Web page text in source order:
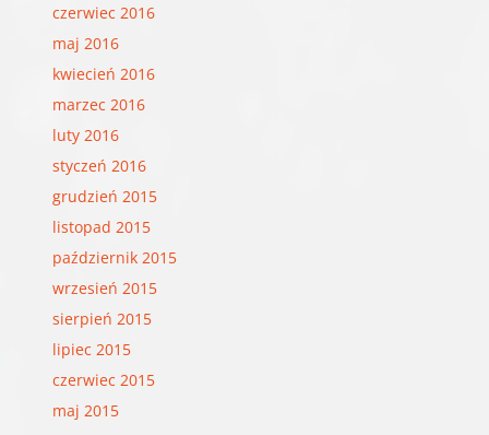
czerwiec 2016
maj 2016
kwiecień 2016
marzec 2016
luty 2016
styczeń 2016
grudzień 2015
listopad 2015
październik 2015
wrzesień 2015
sierpień 2015
lipiec 2015
czerwiec 2015
maj 2015